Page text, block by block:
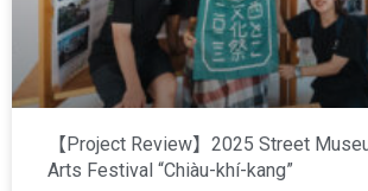
【Project Review】2025 Street
Arts Festival “Chiàu-khí-kang”